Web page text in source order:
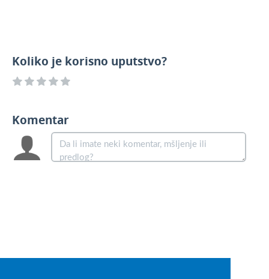
Koliko je korisno uputstvo?
Komentar